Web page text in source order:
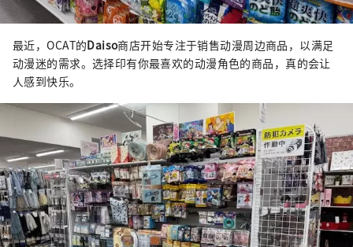
最近，OCAT的Daiso商店开始专注于销售动漫周边商品，以满足
动漫迷的需求。选择印有你最喜欢的动漫角色的商品，真的会让
人感到快乐。